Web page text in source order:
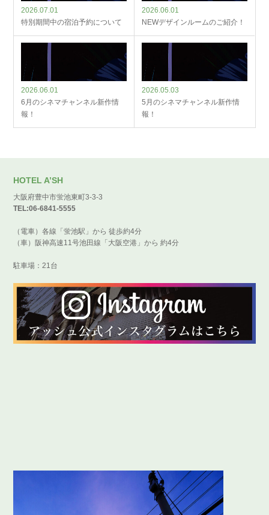
2026.07.01
特別期間中の宿泊予約について
2026.06.01
NEWデザインルームのご紹介！
2026.06.01
6月のシネマチャンネル新作情
報！
2026.05.03
5月のシネマチャンネル新作情
報！
HOTEL A’SH
大阪府豊中市蛍池東町3-3-3
TEL:06-6841-5555
（電車）各線「蛍池駅」から 徒歩約4分
（車）阪神高速11号池田線「大阪空港」から 約4分
駐車場：21台